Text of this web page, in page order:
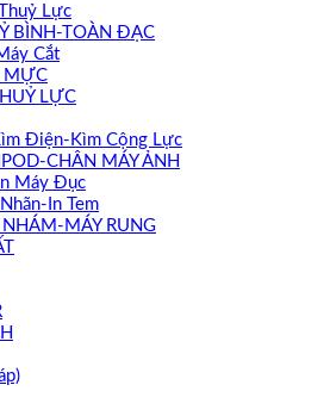
Lực
BÌNH-TOÀN ĐẠC
Cắt
MỰC
LỰC
Điện-Kìm Cộng Lực
CHÂN MÁY ẢNH
Máy Đục
In Tem
NHÁM-MÁY RUNG